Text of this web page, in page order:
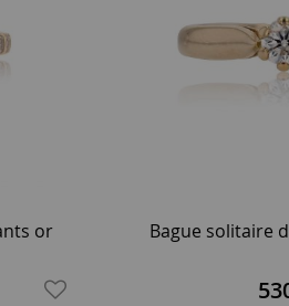
or
Bague solitaire